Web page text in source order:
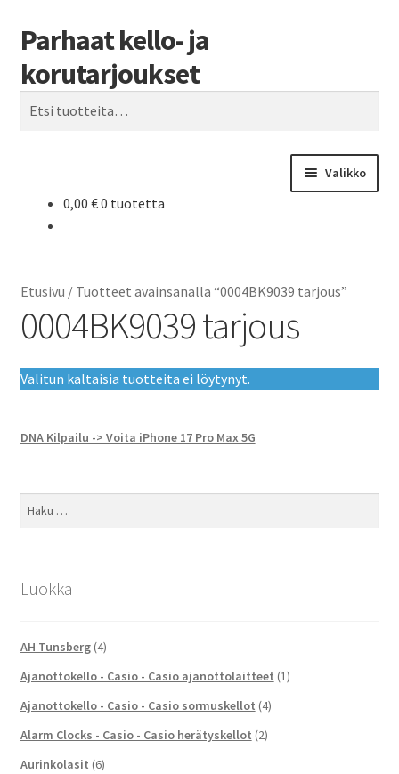
Siirry
navigointiin
Siirry
sisältöön
Parhaat kello- ja
korutarjoukset
Haku
Valikko
0,00 €0 tuotetta
Etusivu / Tuotteet avainsanalla “0004BK9039 tarjous”
0004BK9039 tarjous
Valitun kaltaisia tuotteita ei löytynyt.
DNA Kilpailu -> Voita iPhone 17 Pro Max 5G
Haku:
Luokka
AH Tunsberg (4)
Ajanottokello - Casio - Casio ajanottolaitteet (1)
Ajanottokello - Casio - Casio sormuskellot (4)
Alarm Clocks - Casio - Casio herätyskellot (2)
Aurinkolasit (6)